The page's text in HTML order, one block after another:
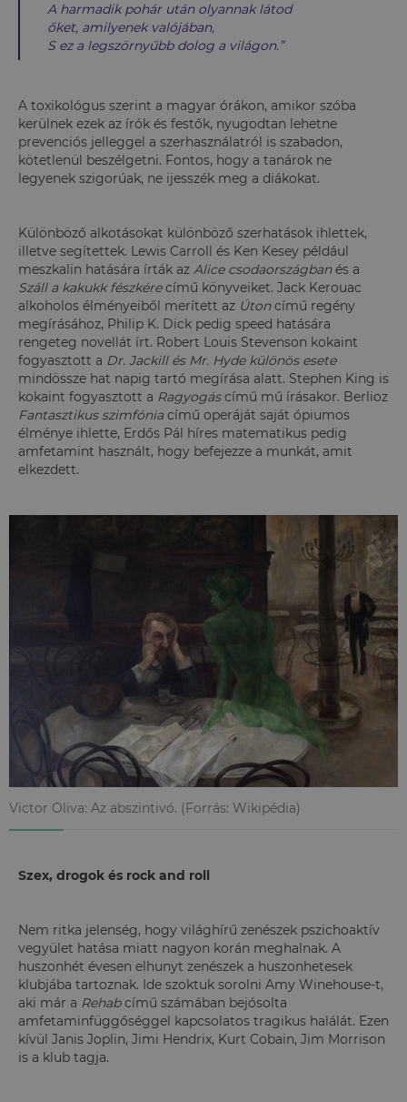
A harmadik pohár után olyannak látod
őket, amilyenek valójában,
S ez a legszörnyűbb dolog a világon.”
A toxikológus szerint a magyar órákon, amikor szóba
kerülnek ezek az írók és festők, nyugodtan lehetne
prevenciós jelleggel a szerhasználatról is szabadon,
kötetlenül beszélgetni. Fontos, hogy a tanárok ne
legyenek szigorúak, ne ijesszék meg a diákokat.
Különböző alkotásokat különböző szerhatások ihlettek,
illetve segítettek. Lewis Carroll és Ken Kesey például
meszkalin hatására írták az Alice csodaországbanés a
Száll a kakukk fészkérecímű könyveiket. Jack Kerouac
alkoholos élményeiből merített az Útoncímű regény
megírásához, Philip K. Dick pedig speed hatására
rengeteg novellát írt. Robert Louis Stevenson kokaint
fogyasztott a Dr. Jackill és Mr. Hyde különös esete
mindössze hat napig tartó megírása alatt. Stephen King is
kokaint fogyasztott a Ragyogáscímű mű írásakor. Berlioz
Fantasztikus szimfónia című operáját saját ópiumos
élménye ihlette, Erdős Pál híres matematikus pedig
amfetamint használt, hogy befejezze a munkát, amit
elkezdett.
Victor Oliva: Az abszintivó. (Forrás: Wikipédia)
Szex, drogok és rock and roll
Nem ritka jelenség, hogy világhírű zenészek pszichoaktív
vegyület hatása miatt nagyon korán meghalnak. A
huszonhét évesen elhunyt zenészek a huszonhetesek
klubjába tartoznak. Ide szoktuk sorolni Amy Winehouse-t,
aki már a Rehabcímű számában bejósolta
amfetaminfüggőséggel kapcsolatos tragikus halálát. Ezen
kívül Janis Joplin, Jimi Hendrix, Kurt Cobain, Jim Morrison
is a klub tagja.